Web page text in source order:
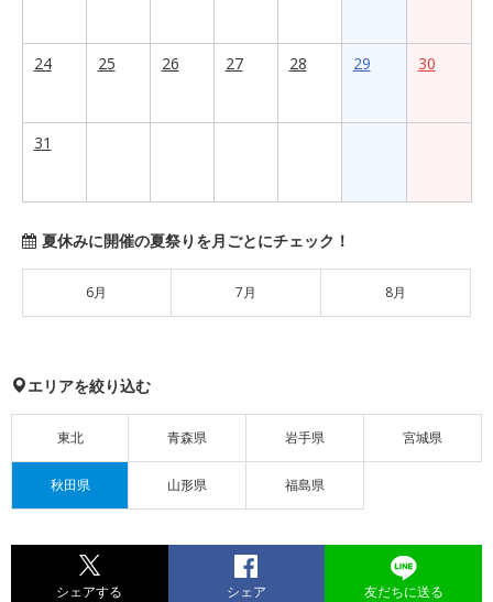
24 25 26 27 28 29 30
31
夏休みに開催の夏祭りを月ごとにチェック！
6月 7月 8月
エリアを絞り込む
東北 青森県 岩手県 宮城県
秋田県 山形県 福島県
シェアする シェア 友だちに送る